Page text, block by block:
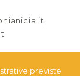
previste